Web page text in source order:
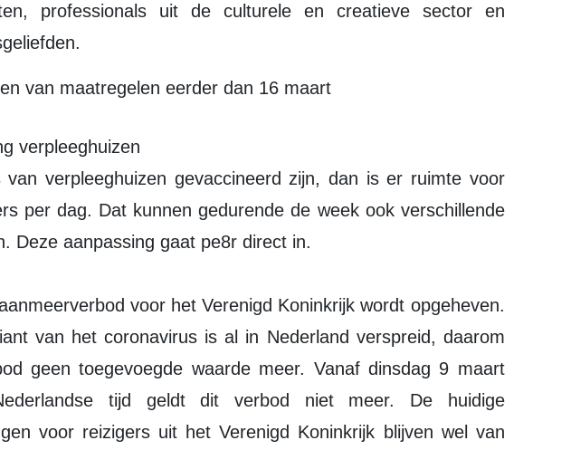
professionals uit de culturele en creatieve sector en
van maatregelen eerder dan 16 maart
verpleeghuizen
van verpleeghuizen gevaccineerd zijn, dan is er ruimte voor
per dag. Dat kunnen gedurende de week ook verschillende
Deze aanpassing gaat pe8r direct in.
voor het Verenigd Koninkrijk wordt opgeheven.
van het coronavirus is al in Nederland verspreid, daarom
geen toegevoegde waarde meer. Vanaf dinsdag 9 maart
tijd geldt dit verbod niet meer. De huidige
voor reizigers uit het Verenigd Koninkrijk blijven wel van